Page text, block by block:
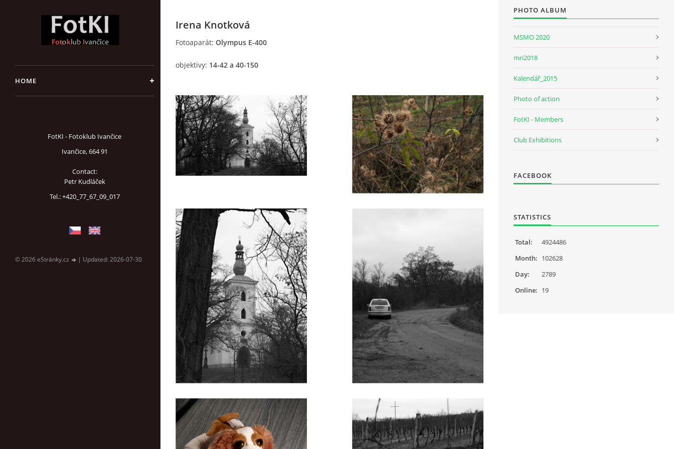
HOME
FotKI - Fotoklub Ivančice
Ivančice, 664 91
Contact:
Petr Kudláček
Tel.: +420_77_67_09_017
© 2026 eStránky.cz | Updated: 2026-07-30
Irena Knotková
Fotoaparát: Olympus E-400
objektivy: 14-42 a 40-150
PHOTO ALBUM
MSMO 2020
mri2018
Kalendář_2015
Photo of action
FotKI - Members
Club Exhibitions
FACEBOOK
STATISTICS
Online: 19
Total:
4924486
Month: 102628
Day:
2789